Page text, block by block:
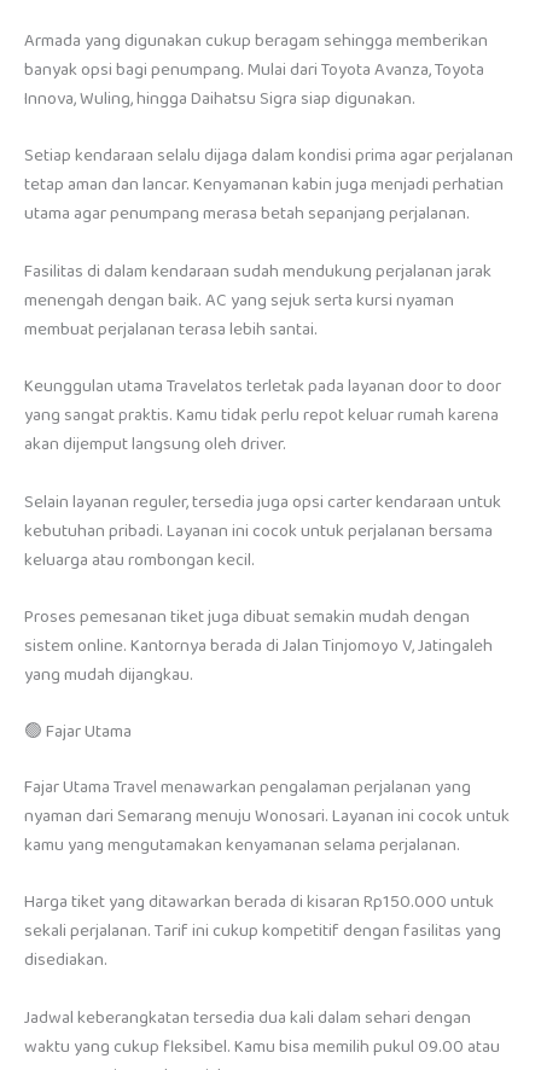
Armada yang digunakan cukup beragam sehingga memberikan
banyak opsi bagi penumpang. Mulai dari Toyota Avanza, Toyota
Innova, Wuling, hingga Daihatsu Sigra siap digunakan.
Setiap kendaraan selalu dijaga dalam kondisi prima agar perjalanan
tetap aman dan lancar. Kenyamanan kabin juga menjadi perhatian
utama agar penumpang merasa betah sepanjang perjalanan.
Fasilitas di dalam kendaraan sudah mendukung perjalanan jarak
menengah dengan baik. AC yang sejuk serta kursi nyaman
membuat perjalanan terasa lebih santai.
Keunggulan utama Travelatos terletak pada layanan door to door
yang sangat praktis. Kamu tidak perlu repot keluar rumah karena
akan dijemput langsung oleh driver.
Selain layanan reguler, tersedia juga opsi carter kendaraan untuk
kebutuhan pribadi. Layanan ini cocok untuk perjalanan bersama
keluarga atau rombongan kecil.
Proses pemesanan tiket juga dibuat semakin mudah dengan
sistem online. Kantornya berada di Jalan Tinjomoyo V, Jatingaleh
yang mudah dijangkau.
🟢 Fajar Utama
Fajar Utama Travel menawarkan pengalaman perjalanan yang
nyaman dari Semarang menuju Wonosari. Layanan ini cocok untuk
kamu yang mengutamakan kenyamanan selama perjalanan.
Harga tiket yang ditawarkan berada di kisaran Rp150.000 untuk
sekali perjalanan. Tarif ini cukup kompetitif dengan fasilitas yang
disediakan.
Jadwal keberangkatan tersedia dua kali dalam sehari dengan
waktu yang cukup fleksibel. Kamu bisa memilih pukul 09.00 atau